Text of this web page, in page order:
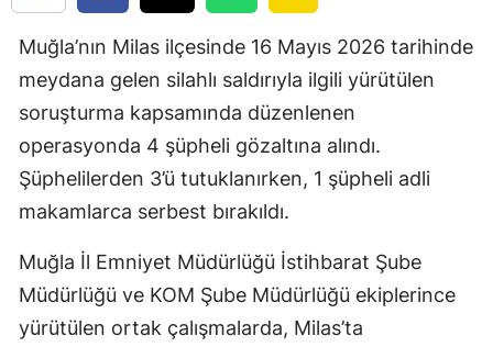
Muğla’nın Milas ilçesinde 16 Mayıs 2026 tarihinde
meydana gelen silahlı saldırıyla ilgili yürütülen
soruşturma kapsamında düzenlenen
operasyonda 4 şüpheli gözaltına alındı.
Şüphelilerden 3’ü tutuklanırken, 1 şüpheli adli
makamlarca serbest bırakıldı.
Muğla İl Emniyet Müdürlüğü İstihbarat Şube
Müdürlüğü ve KOM Şube Müdürlüğü ekiplerince
yürütülen ortak çalışmalarda, Milas’ta